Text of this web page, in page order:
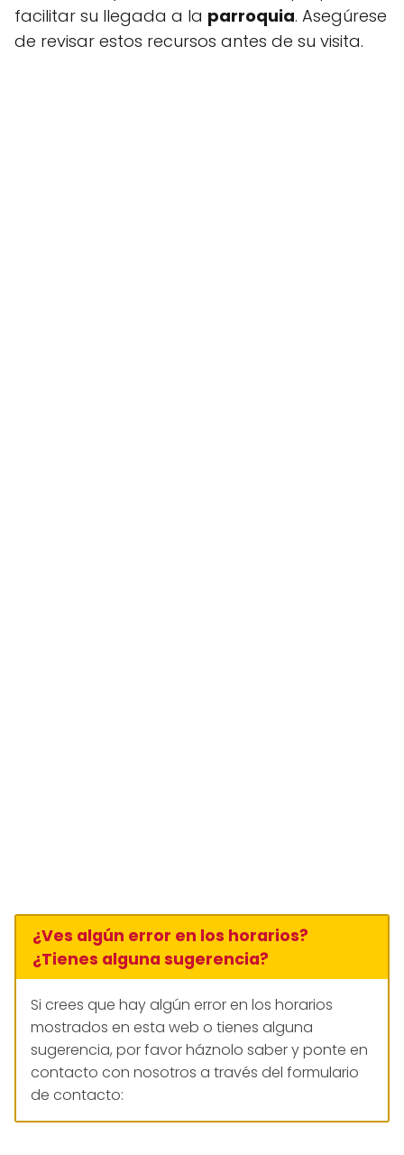
facilitar su llegada a la parroquia. Asegúrese
de revisar estos recursos antes de su visita.
¿Ves algún error en los horarios?
¿Tienes alguna sugerencia?
Si crees que hay algún error en los horarios
mostrados en esta web o tienes alguna
sugerencia, por favor háznolo saber y ponte en
contacto con nosotros a través del formulario
de contacto: